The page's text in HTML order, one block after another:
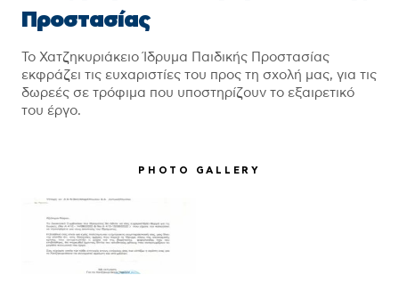
Προστασίας
Το Χατζηκυριάκειο Ίδρυμα Παιδικής Προστασίας
εκφράζει τις ευχαριστίες του προς τη σχολή μας, για τις
δωρεές σε τρόφιμα που υποστηρίζουν το εξαιρετικό
του έργο.
PHOTO GALLERY